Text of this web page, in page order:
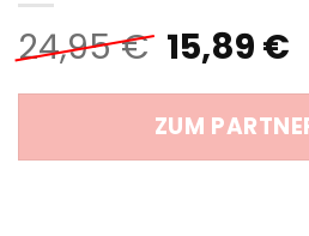
24,95€
Preis
war:
24,95 €
15,89 €
ZUM